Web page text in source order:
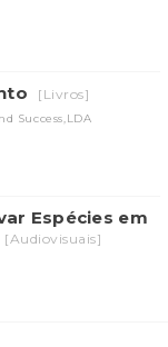
[Livros]
Success,LDA
Espécies em
[Audiovisuais]